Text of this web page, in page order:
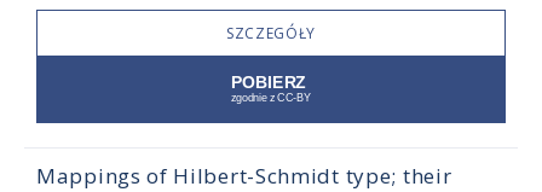
SZCZEGÓŁY
Mappings of Hilbert-Schmidt type; their